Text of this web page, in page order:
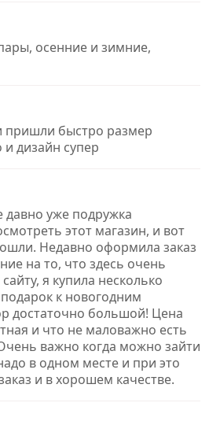
осенние и зимние,
пришли быстро размер
дизайн супер
уже подружка
этот магазин, и вот
Недавно оформила заказ
на то, что здесь очень
я купила несколько
к новогодним
достаточно большой! Цена
и что не маловажно есть
важно когда можно зайти
в одном месте и при это
и в хорошем качестве.